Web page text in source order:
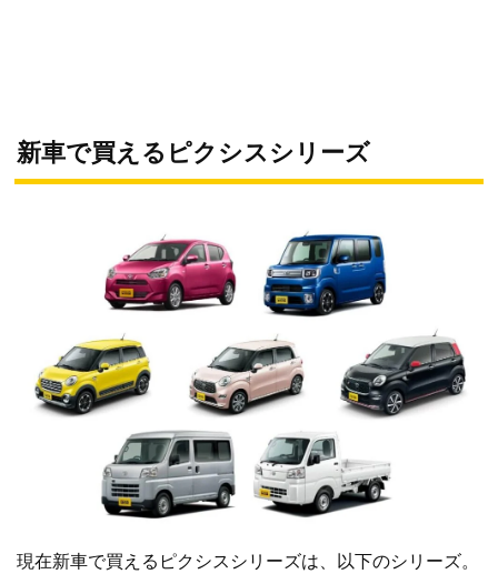
新車で買えるピクシスシリーズ
現在新車で買えるピクシスシリーズは、以下のシリーズ。